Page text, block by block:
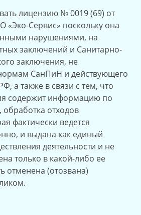
лицензию № 0019 (69) от
«Эко-Сервис» поскольку она
нарушениями, на
заключений и Санитарно-
заключения, не
СанПиН и действующего
а также в связи с тем, что
содержит информацию по
обработка отходов
фактически ведется
и выдана как единый
деятельности и не
только в какой-либо ее
отменена (отозвана)